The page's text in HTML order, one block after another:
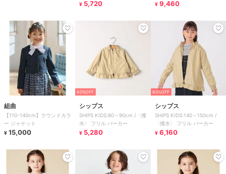
¥ 5,720
ノーラペル ジャケット
¥ 9,460
組曲
【110-140cm】ラウンドカラ
ー ジャケット
¥ 15,000
60%OFF
シップス
SHIPS KIDS:80～90cm /〈撥
水〉 フリル パーカー
¥ 5,280
60%OFF
シップス
SHIPS KIDS:140～150cm /
〈撥水〉 フリル パーカー
¥ 6,160